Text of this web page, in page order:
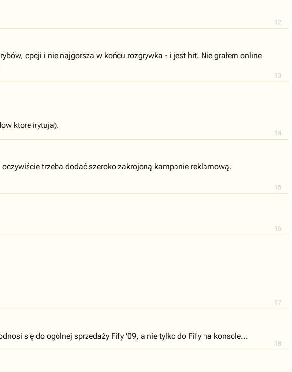
12
13
opcji i nie najgorsza w końcu rozgrywka - i jest hit. Nie grałem online
14
ktore irytuja).
15
trzeba dodać szeroko zakrojoną kampanie reklamową.
16
17
18
się do ogólnej sprzedaży Fify '09, a nie tylko do Fify na konsole...